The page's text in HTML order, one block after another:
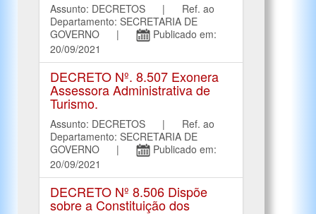
Assunto: DECRETOS | Ref. ao
Departamento: SECRETARIA DE
GOVERNO |
Publicado em:
20/09/2021
DECRETO Nº. 8.507 Exonera
Assessora Administrativa de
Turismo.
Assunto: DECRETOS | Ref. ao
Departamento: SECRETARIA DE
GOVERNO |
Publicado em:
20/09/2021
DECRETO Nº 8.506 Dispõe
sobre a Constituição dos